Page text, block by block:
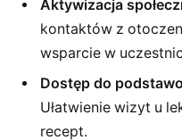
Aktywizacja
kontaktów z
wsparcie w
Dostęp do
Ułatwienie wizyt u
recept.